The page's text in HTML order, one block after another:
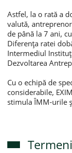
Astfel, la o rată a
valută,
de până la 7 ani,
Diferența ratei
Intermediul
Dezvoltarea
Cu o echipă de
considerabile,
stimula ÎMM-urile